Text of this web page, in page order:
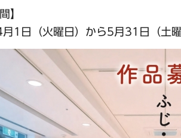
】
1日（火曜日）から5月31日（土